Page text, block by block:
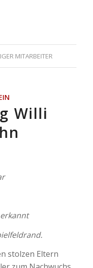
MITARBEITER
Willi
stolzen Eltern